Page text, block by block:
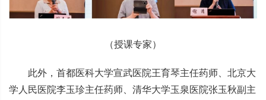
（授课专家）
此外，首都医科大学宣武医院王育琴主任药师、北京大
学人民医院李玉珍主任药师、清华大学玉泉医院张玉秋副主